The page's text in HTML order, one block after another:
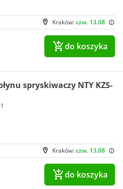
Kraków:czw. 13.08
do koszyka
spryskiwaczy NTY KZS-
Kraków:czw. 13.08
do koszyka